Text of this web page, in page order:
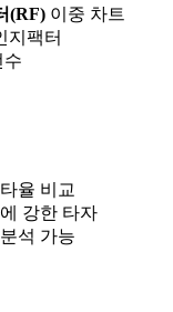
(RF) 이중 차트
지팩터
수
율 비교
강한 타자
석 가능